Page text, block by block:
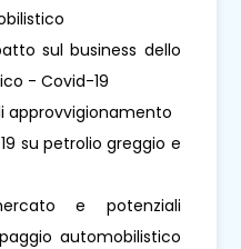
sul business dello
- Covid-19
approvvigionamento
su petrolio greggio e
e potenziali
automobilistico